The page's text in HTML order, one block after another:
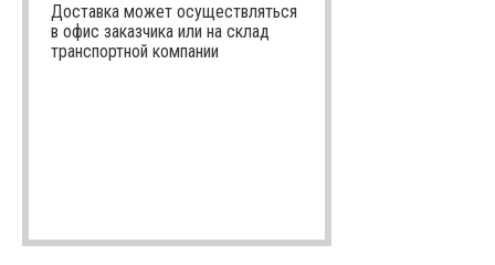
Доставка может осуществляться
в офис заказчика или на склад
транспортной компании